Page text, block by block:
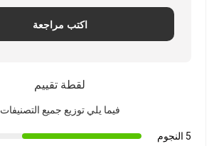
اكتب مراجعة
لقطة تقييم
فيما يلي توزيع جميع التصنيفات
5 النجوم